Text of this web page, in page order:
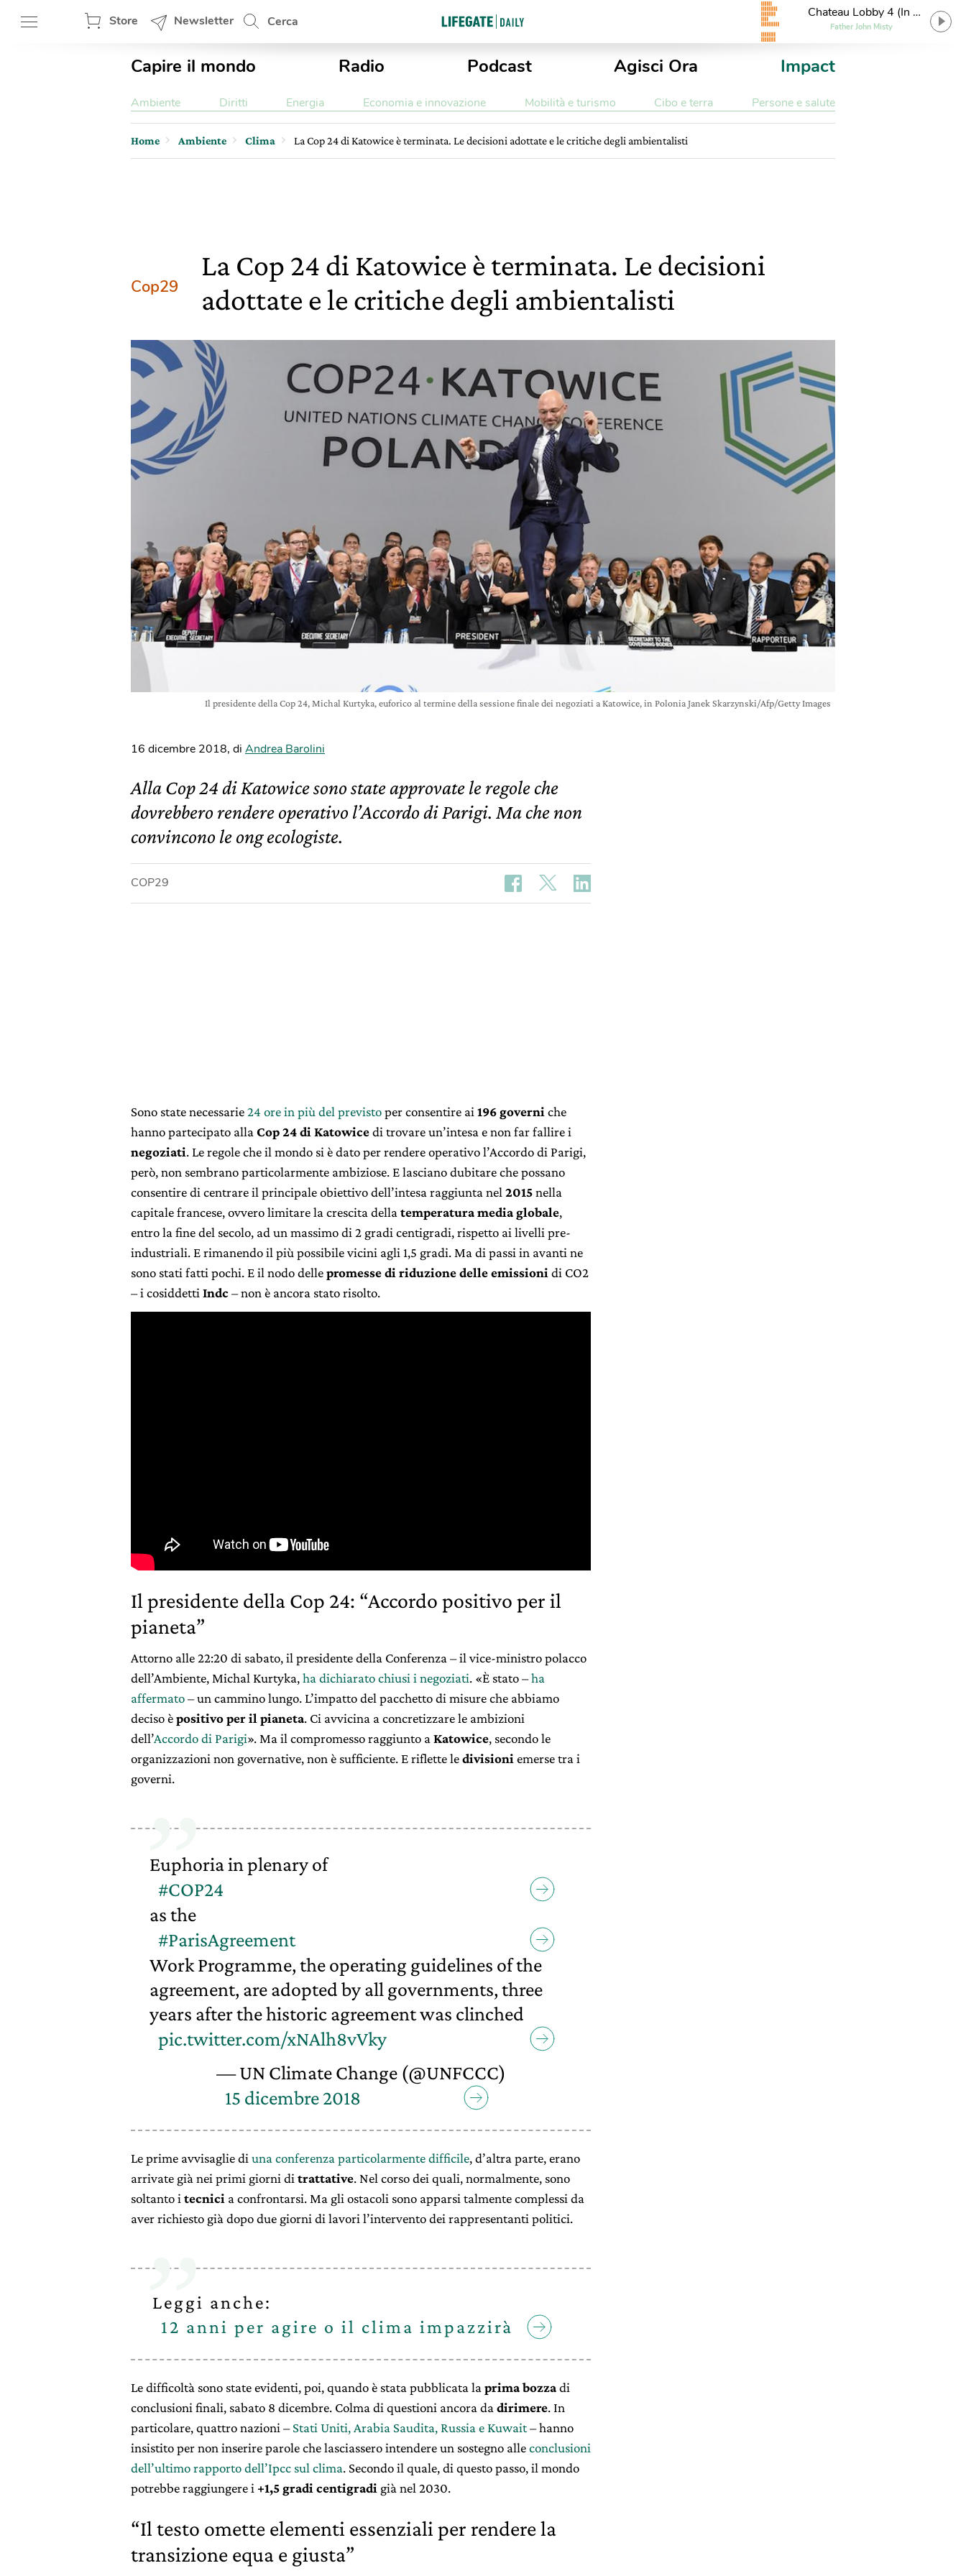
Store Newsletter Cerca
Chateau Lobby 4 (In C
For Two Virgins)
Father John Misty
Capire il mondo Radio Podcast Agisci Ora Impact
Ambiente Diritti Energia Economia e innovazione Mobilità e turismo Cibo e terra Persone e salute
Home Ambiente Clima La Cop 24 di Katowice è terminata. Le decisioni adottate e le critiche degli ambientalisti
Cop29
La Cop 24 di Katowice è terminata. Le decisioni
adottate e le critiche degli ambientalisti
Il presidente della Cop 24, Michal Kurtyka, euforico al termine della sessione finale dei negoziati a Katowice, in Polonia Janek Skarzynski/Afp/Getty Images
16 dicembre 2018, di Andrea Barolini
Alla Cop 24 di Katowice sono state approvate le regole che
dovrebbero rendere operativo l’Accordo di Parigi. Ma che non
convincono le ong ecologiste.
COP29
Sono state necessarie24 ore in più del previstoper consentire ai 196 governi che
hanno partecipato alla Cop 24 di Katowicedi trovare un’intesa e non far fallire i
negoziati. Le regole che il mondo si è dato per rendere operativo l’Accordo di Parigi,
però, non sembrano particolarmente ambiziose. E lasciano dubitare che possano
consentire di centrare il principale obiettivo dell’intesa raggiunta nel 2015nella
capitale francese, ovvero limitare la crescita della temperatura media globale,
entro la fine del secolo, ad un massimo di 2 gradi centigradi, rispetto ai livelli pre-
industriali. E rimanendo il più possibile vicini agli 1,5 gradi. Ma di passi in avanti ne
sono stati fatti pochi. E il nodo dellepromesse di riduzione delle emissioni di CO2
– i cosiddetti Indc – non è ancora stato risolto.
Il presidente della Cop 24: “Accordo positivo per il
pianeta”
Attorno alle 22:20 di sabato, il presidente della Conferenza – il vice-ministro polacco
dell’Ambiente, Michal Kurtyka,ha dichiarato chiusi i negoziati. «È stato –ha
affermato– un cammino lungo. L’impatto del pacchetto di misure che abbiamo
deciso èpositivo per il pianeta. Ci avvicina a concretizzare le ambizioni
dell’Accordo di Parigi». Ma il compromesso raggiunto a Katowice, secondo le
organizzazioni non governative, non è sufficiente. E riflette ledivisioni emerse tra i
governi.
Euphoria in plenary of
#COP24
as the
#ParisAgreement
Work Programme, the operating guidelines of the
agreement, are adopted by all governments, three
years after the historic agreement was clinched
pic.twitter.com/xNAlh8vVky
— UN Climate Change (@UNFCCC)
15 dicembre 2018
Le prime avvisaglie di una conferenza particolarmente difficile, d’altra parte, erano
arrivate già nei primi giorni di trattative. Nel corso dei quali, normalmente, sono
soltanto i tecnici a confrontarsi. Ma gli ostacoli sono apparsi talmente complessi da
aver richiesto già dopo due giorni di lavori l’intervento dei rappresentanti politici.
Leggi anche:
12 anni per agire o il clima impazzirà
Le difficoltà sono state evidenti, poi, quando è stata pubblicata la prima bozzadi
conclusioni finali, sabato 8 dicembre. Colma di questioni ancora da dirimere. In
particolare, quattro nazioni –Stati Uniti, Arabia Saudita, Russia e Kuwait– hanno
insistito per non inserire parole che lasciassero intendere un sostegno alleconclusioni
dell’ultimo rapporto dell’Ipcc sul clima. Secondo il quale, di questo passo, il mondo
potrebbe raggiungere i +1,5 gradi centigradi già nel 2030.
“Il testo omette elementi essenziali per rendere la
transizione equa e giusta”